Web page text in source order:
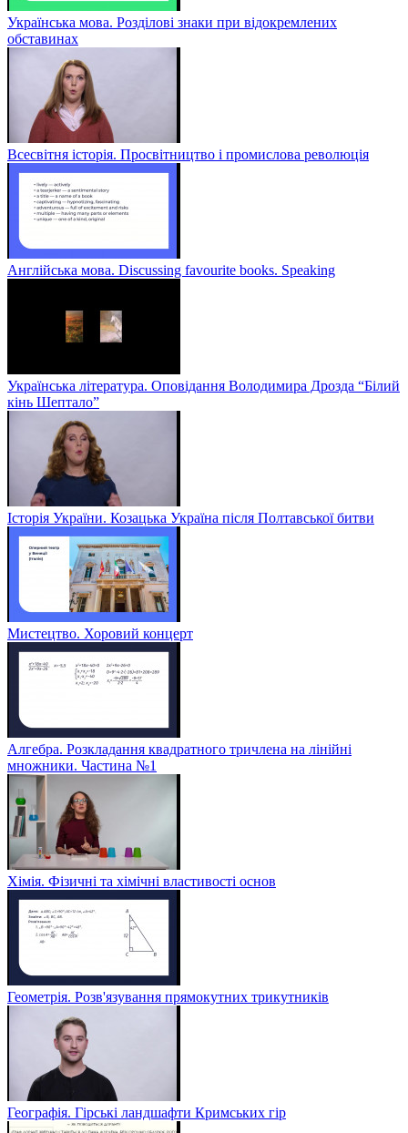
Українська мова. Розділові знаки при відокремлених
обставинах
Всесвітня історія. Просвітництво і промислова революція
Англійська мова. Discussing favourite books. Speaking
Українська література. Оповідання Володимира Дрозда “Білий
кінь Шептало”
Історія України. Козацька Україна після Полтавської битви
Мистецтво. Хоровий концерт
Алгебра. Розкладання квадратного тричлена на лінійні
множники. Частина №1
Хімія. Фізичні та хімічні властивості основ
Геометрія. Розв'язування прямокутних трикутників
Географія. Гірські ландшафти Кримських гір